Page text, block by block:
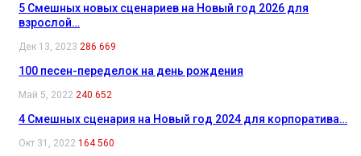
5 Смешных новых сценариев на Новый год 2026 для
взрослой…
Дек 13, 2023 286 669
100 песен-переделок на день рождения
Май 5, 2022 240 652
4 Смешных сценария на Новый год 2024 для корпоратива…
Окт 31, 2022 164 560